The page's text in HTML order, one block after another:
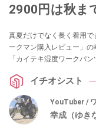
2900円は秋ま
真夏だけでなく長く着用
ークマン購入レビュー」
「カイテキ湿度ワークパ
イチオシスト
YouTuber /
幸成（ゆき